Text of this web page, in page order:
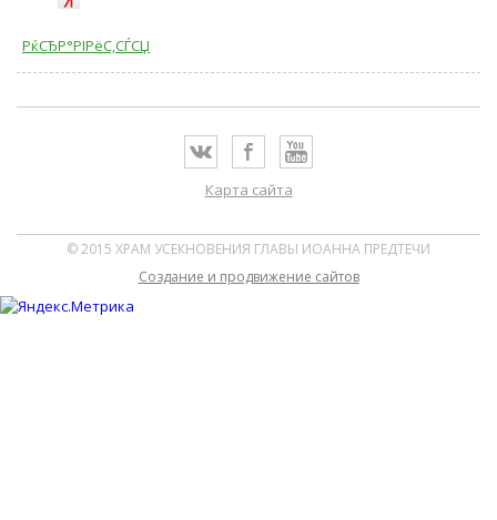
РќСЂР°РІРёС‚СЃСЏ
Карта сайта
© 2015 ХРАМ УСЕКНОВЕНИЯ ГЛАВЫ ИОАННА ПРЕДТЕЧИ
Cоздание и продвижение сайтов